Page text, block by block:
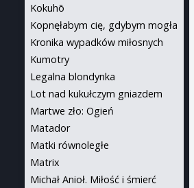
Kokuhō
Kopnęłabym cię, gdybym mogła
Kronika wypadków miłosnych
Kumotry
Legalna blondynka
Lot nad kukułczym gniazdem
Martwe zło: Ogień
Matador
Matki równoległe
Matrix
Michał Anioł. Miłość i śmierć